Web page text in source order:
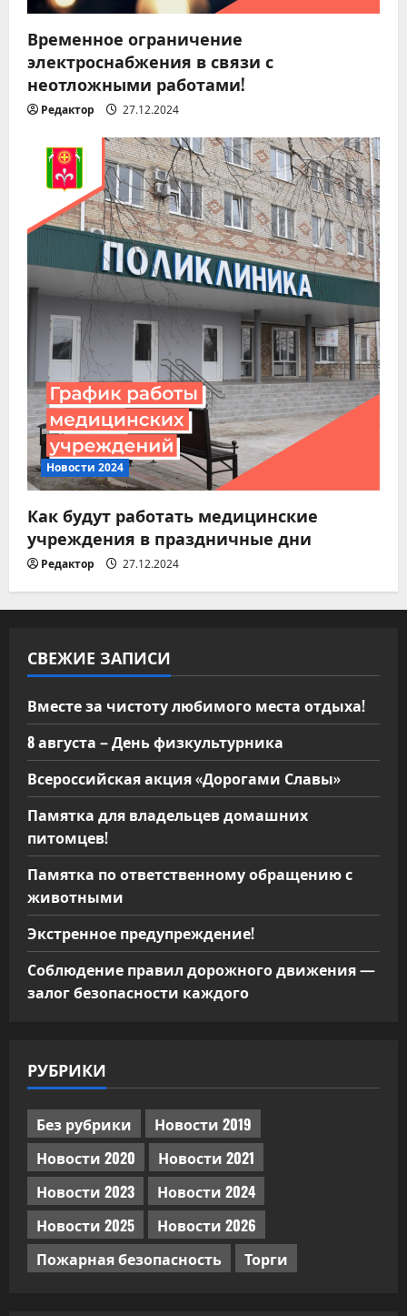
Временное ограничение
электроснабжения в связи с
неотложными работами!
Редактор 27.12.2024
Новости 2024
Как будут работать медицинские
учреждения в праздничные дни
Редактор 27.12.2024
СВЕЖИЕ ЗАПИСИ
Вместе за чистоту любимого места отдыха!
8 августа – День физкультурника
Всероссийская акция «Дорогами Славы»
Памятка для владельцев домашних
питомцев!
Памятка по ответственному обращению с
животными
Экстренное предупреждение!
Соблюдение правил дорожного движения —
залог безопасности каждого
РУБРИКИ
Без рубрики
Новости 2019
Новости 2020
Новости 2021
Новости 2023
Новости 2024
Новости 2025
Новости 2026
Пожарная безопасность
Торги